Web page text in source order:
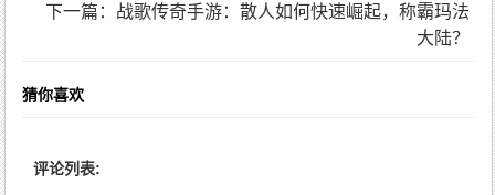
下一篇：战歌传奇手游：散人如何快速崛起，称霸玛法
大陆？
猜你喜欢
评论列表: